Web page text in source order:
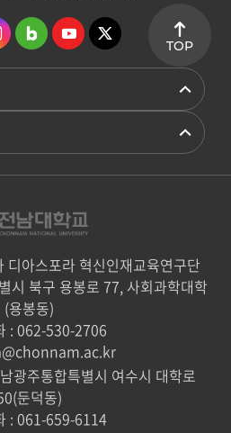
디아스포라 혁신인재교육연구단
시 북구 용봉로 77, 사회과학대학
(용봉동)
: 062-530-2706
광주통합특별시 여수시 대학로
둔덕동)
: 061-659-6114
TOP